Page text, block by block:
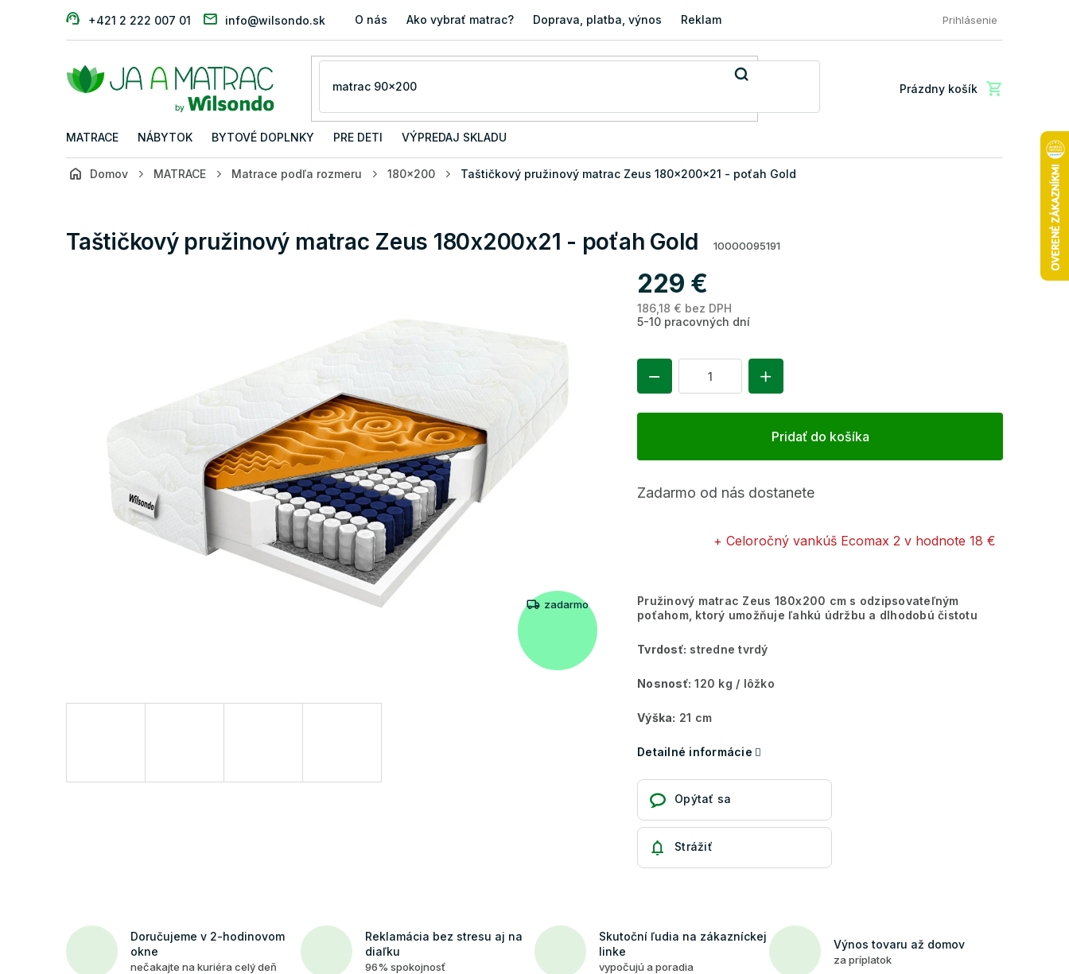
+421 2 222 007 01 info@wilsondo.sk O nás Ako vybrať matrac? Doprava, platba, výnos Reklamácia a vrátenie tovaru FAQ: Najčastejšie otázky zákazníkov
Prihlásenie
Nákupný
Prázdny košík
MATRACE NÁBYTOK BYTOVÉ DOPLNKY PRE DETI VÝPREDAJ SKLADU
Domov MATRACE Matrace podľa rozmeru 180x200 Taštičkový pružinový matrac Zeus 180x200x21 - poťah Gold
Taštičkový pružinový matrac Zeus 180x200x21 - poťah Gold 10000095191
zadarmo
229 €
186,18 € bez DPH
5-10 pracovných dní
Pridať do košíka
Zadarmo od nás dostanete
+ Celoročný vankúš Ecomax 2 v hodnote 18 €
Pružinový matrac Zeus 180x200 cm s odzipsovateľným
poťahom, ktorý umožňuje ľahkú údržbu a dlhodobú čistotu
Tvrdosť: stredne tvrdý
Nosnosť: 120 kg / lôžko
Výška: 21 cm
Detailné informácie
Opýtať sa
Strážiť
Doručujeme v 2-hodinovom
okne
nečakajte na kuriéra celý deň
Reklamácia bez stresu aj na
diaľku
96% spokojnosť
Skutoční ľudia na zákazníckej
linke
vypočujú a poradia
Výnos tovaru až domov
za príplatok